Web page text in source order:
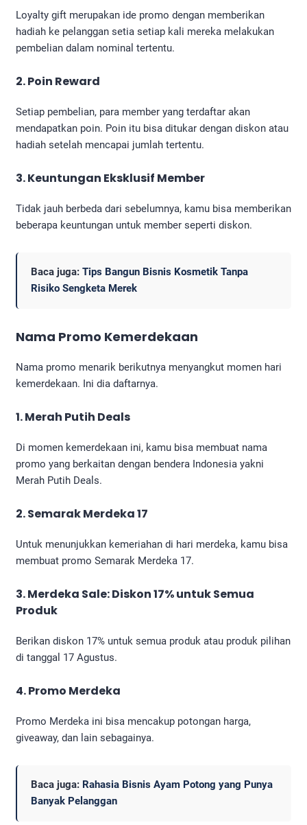
Loyalty gift merupakan ide promo dengan memberikan
hadiah ke pelanggan setia setiap kali mereka melakukan
pembelian dalam nominal tertentu.
2. Poin Reward
Setiap pembelian, para member yang terdaftar akan
mendapatkan poin. Poin itu bisa ditukar dengan diskon atau
hadiah setelah mencapai jumlah tertentu.
3. Keuntungan Eksklusif Member
Tidak jauh berbeda dari sebelumnya, kamu bisa memberikan
beberapa keuntungan untuk member seperti diskon.
Baca juga: Tips Bangun Bisnis Kosmetik Tanpa
Risiko Sengketa Merek
Nama Promo Kemerdekaan
Nama promo menarik berikutnya menyangkut momen hari
kemerdekaan. Ini dia daftarnya.
1. Merah Putih Deals
Di momen kemerdekaan ini, kamu bisa membuat nama
promo yang berkaitan dengan bendera Indonesia yakni
Merah Putih Deals.
2. Semarak Merdeka 17
Untuk menunjukkan kemeriahan di hari merdeka, kamu bisa
membuat promo Semarak Merdeka 17.
3. Merdeka Sale: Diskon 17% untuk Semua
Produk
Berikan diskon 17% untuk semua produk atau produk pilihan
di tanggal 17 Agustus.
4. Promo Merdeka
Promo Merdeka ini bisa mencakup potongan harga,
giveaway, dan lain sebagainya.
Baca juga: Rahasia Bisnis Ayam Potong yang Punya
Banyak Pelanggan